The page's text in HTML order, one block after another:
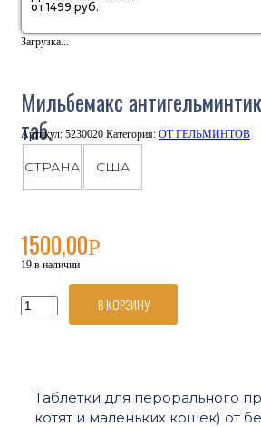
от 1499 руб.
Загрузка...
Мильбемакс
таб.
Артикул: 5230020 Категория: ОТ ГЕЛЬМИНТОВ
СТРАНА США
1500,00Р
19 в наличии
Количество
товара
таб.
В КОРЗИНУ
Таблетки для перорального
котят и маленьких кошек) от